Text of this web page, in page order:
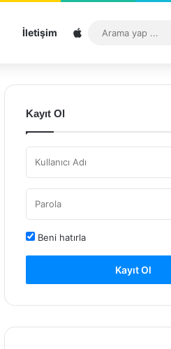
İletişim Sitemap
Kayıt Ol
Beni hatırla
Kayıt Ol